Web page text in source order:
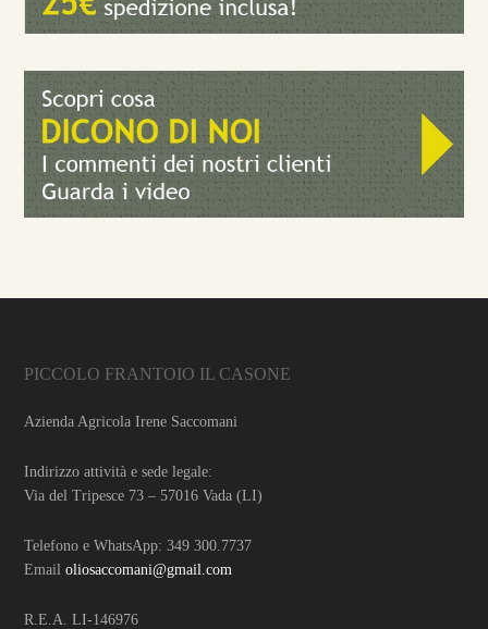
PICCOLO FRANTOIO IL CASONE
Azienda Agricola Irene Saccomani
Indirizzo attività e sede legale:
Via del Tripesce 73 – 57016 Vada (LI)
Telefono e WhatsApp: 349 300.7737
Emailoliosaccomani@gmail.com
R.E.A. LI-146976